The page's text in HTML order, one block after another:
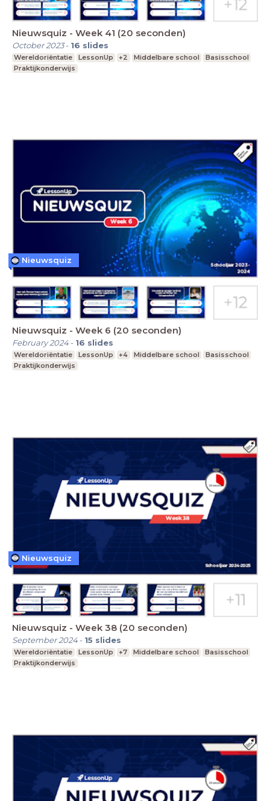
Nieuwsquiz - Week 41 (20 seconden)
October 2023- 16 slides
Wereldoriëntatie LessonUp +2 Middelbare school
Basisschool
Praktijkonderwijs
Nieuwsquiz - Week 6 (20 seconden)
February 2024- 16 slides
Wereldoriëntatie LessonUp +4 Middelbare school
Basisschool
Praktijkonderwijs
Nieuwsquiz
Nieuwsquiz - Week 38 (20 seconden)
September 2024- 15 slides
Wereldoriëntatie LessonUp +7 Middelbare school
Basisschool
Praktijkonderwijs
Nieuwsquiz